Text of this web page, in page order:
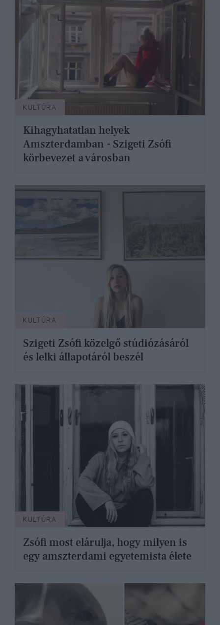
KULTÚRA
Kihagyhatatlan helyek
Amszterdamban - Szigeti Zsófi
körbevezet a városban
KULTÚRA
Szigeti Zsófi közelgő stúdiózásáról
és lelki állapotáról beszél
KULTÚRA
Zsófi most elárulja, hogy milyen is
egy amszterdami egyetemista élete